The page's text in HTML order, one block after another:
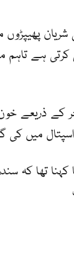
ہے
کے ذریعے
میں
تھا کہ